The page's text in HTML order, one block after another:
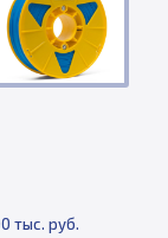
тыс. руб.